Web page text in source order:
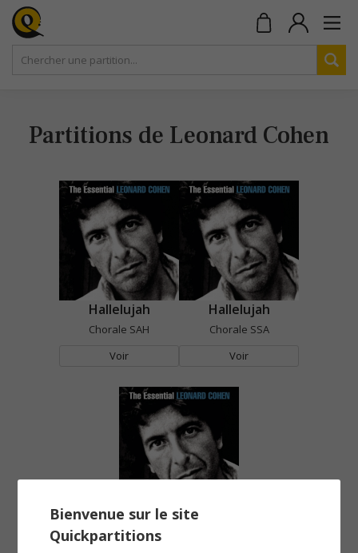
Partitions de Leonard Cohen
Hallelujah
Chorale SAH
Voir
Hallelujah
Chorale SSA
Voir
Hallelujah
Chorale SATB
Bienvenue sur le site
Quickpartitions